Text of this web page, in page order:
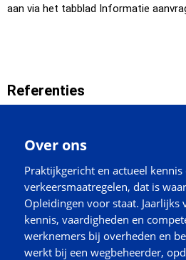
aan via het tabblad Informatie
Referenties
Over ons
Praktijkgericht en actueel
verkeersmaatregelen, dat is
Opleidingen voor staat. Jaarlijks
kennis, vaardigheden en
werknemers bij overheden en
werkt bij een wegbeheerder,